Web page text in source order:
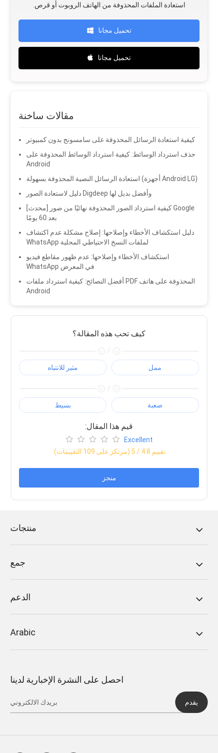
.استعادة الملفات المحذوفة من الهاتف الروبوت أو قرص
تحميل مجانا
تحميل مجانا
مقالات ساخنة
كيفية استعادة الرسائل المحذوفة على سامسونج بدون كمبيوتر
حذف استرداد الوسائط: كيفية استرداد الوسائط المحذوفة على
Android
استعادة الرسائل النصية المحذوفة بسهولة (أجهزة Android LG)
دليل لاستعادة الصور Digdeep وأفضل بديل لها
بعد 60 يومًا
دليل استكشاف الأخطاء وإصلاحها: إصلاح مشكلة عدم اكتشاف
WhatsApp لملفات النسخ الاحتياطي المحلية
استكشاف الأخطاء وإصلاحها: عدم ظهور مقاطع فيديو
WhatsApp في المعرض
أفضل النصائح: كيفية استرداد ملفات PDF المحذوفة على هاتف
Android
كيف تحب هذه المقالة؟
/
مثير للانتباه ممل
/
بسيط صعبة
:قيم هذا المقال
Excellent
:تقييم 4.8 / 5 (مرتكز على 109 التقييمات)
منجز
منتجات
جمع
الدعم
Arabic
احصل على النشرة الإخبارية لدينا
يقدم